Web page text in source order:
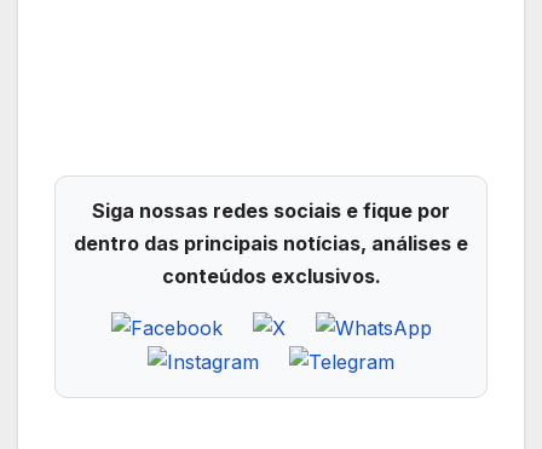
Siga nossas redes sociais e fique por
dentro das principais notícias, análises e
conteúdos exclusivos.